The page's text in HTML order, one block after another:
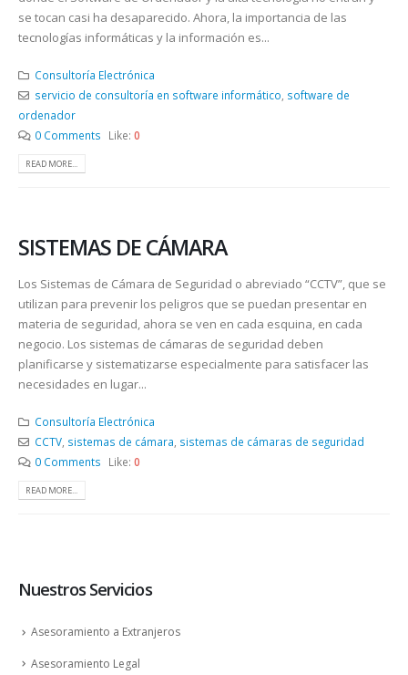
se tocan casi ha desaparecido. Ahora, la importancia de las
tecnologías informáticas y la información es...
Consultoría Electrónica
servicio de consultoría en software informático software de
ordenador
0 Comments
Like: 0
READ MORE...
SISTEMAS DE CÁMARA
Los Sistemas de Cámara de Seguridad o abreviado “CCTV”, que se
utilizan para prevenir los peligros que se puedan presentar en
materia de seguridad, ahora se ven en cada esquina, en cada
negocio. Los sistemas de cámaras de seguridad deben
planificarse y sistematizarse especialmente para satisfacer las
necesidades en lugar...
Consultoría Electrónica
CCTV, sistemas de cámara sistemas de cámaras de seguridad
0 Comments
Like: 0
READ MORE...
Nuestros Servicios
Asesoramiento a Extranjeros
Asesoramiento Legal